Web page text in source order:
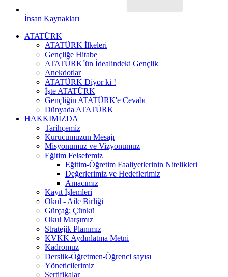
İnsan Kaynakları
ATATÜRK
ATATÜRK İlkeleri
Gençliğe Hitabe
ATATÜRK´ün İdealindeki Gençlik
Anekdotlar
ATATÜRK Diyor ki !
İşte ATATÜRK
Gençliğin ATATÜRK'e Cevabı
Dünyada ATATÜRK
HAKKIMIZDA
Tarihçemiz
Kurucumuzun Mesajı
Misyonumuz ve Vizyonumuz
Eğitim Felsefemiz
Eğitim-Öğretim Faaliyetlerinin Nitelikleri
Değerlerimiz ve Hedeflerimiz
Amacımız
Kayıt İşlemleri
Okul - Aile Birliği
Gürçağ; Çünkü
Okul Marşımız
Stratejik Planımız
KVKK Aydınlatma Metni
Kadromuz
Derslik-Öğretmen-Öğrenci sayısı
Yöneticilerimiz
Sertifikalar